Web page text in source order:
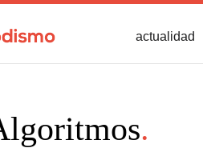
actualidad
.